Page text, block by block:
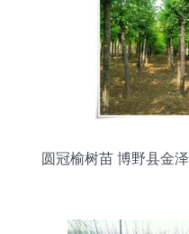
圆冠榆树苗 博野县金